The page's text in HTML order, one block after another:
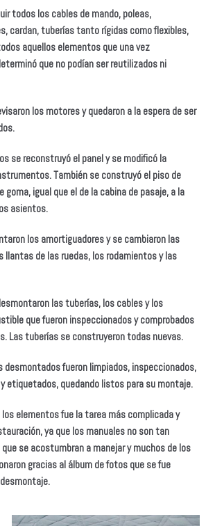
todos los cables de mando, poleas,
cardan, tuberías tanto rígidas como flexibles,
aquellos elementos que una vez
que no podían ser reutilizados ni
los motores y quedaron a la espera de ser
se reconstruyó el panel y se modificó la
También se construyó el piso de
goma, igual que el de la cabina de pasaje, a la
asientos.
los amortiguadores y se cambiaron las
llantas de las ruedas, los rodamientos y las
las tuberías, los cables y los
que fueron inspeccionados y comprobados
Las tuberías se construyeron todas nuevas.
desmontados fueron limpiados, inspeccionados,
etiquetados, quedando listos para su montaje.
elementos fue la tarea más complicada y
ya que los manuales no son tan
se acostumbran a manejar y muchos de los
gracias al álbum de fotos que se fue